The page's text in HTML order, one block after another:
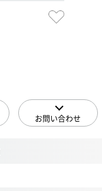
お問い合わせ